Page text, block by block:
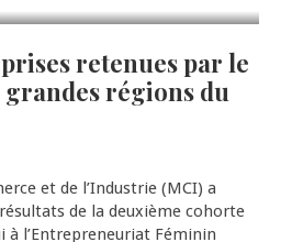
retenues par le
régions du
et de l’Industrie (MCI) a
de la deuxième cohorte
à l’Entrepreneuriat Féminin